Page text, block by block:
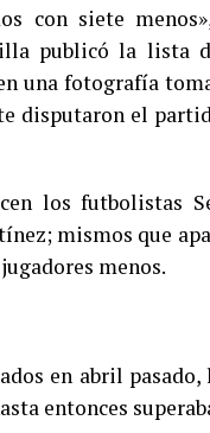
con siete
publicó la lista
una fotografía
disputaron el
los futbolistas
mismos que
menos.
en abril
entonces